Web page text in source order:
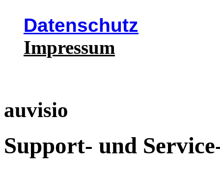
Datenschutz
Impressum
auvisio
Support- und